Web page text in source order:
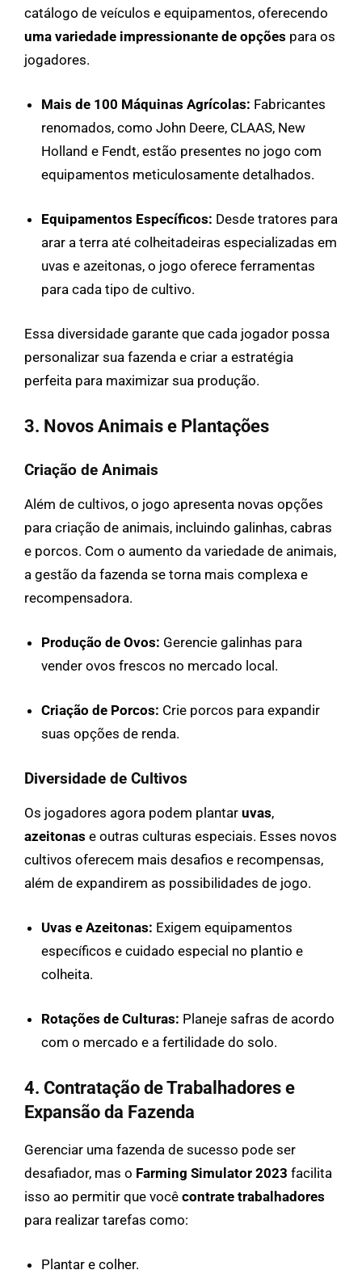
catálogo de veículos e equipamentos, oferecendo
uma variedade impressionante de opções para os
jogadores.
Mais de 100 Máquinas Agrícolas: Fabricantes
renomados, como John Deere, CLAAS, New
Holland e Fendt, estão presentes no jogo com
equipamentos meticulosamente detalhados.
Equipamentos Específicos: Desde tratores para
arar a terra até colheitadeiras especializadas em
uvas e azeitonas, o jogo oferece ferramentas
para cada tipo de cultivo.
Essa diversidade garante que cada jogador possa
personalizar sua fazenda e criar a estratégia
perfeita para maximizar sua produção.
3. Novos Animais e Plantações
Criação de Animais
Além de cultivos, o jogo apresenta novas opções
para criação de animais, incluindo galinhas, cabras
e porcos. Com o aumento da variedade de animais,
a gestão da fazenda se torna mais complexa e
recompensadora.
Produção de Ovos: Gerencie galinhas para
vender ovos frescos no mercado local.
Criação de Porcos: Crie porcos para expandir
suas opções de renda.
Diversidade de Cultivos
Os jogadores agora podem plantar uvas,
azeitonas e outras culturas especiais. Esses novos
cultivos oferecem mais desafios e recompensas,
além de expandirem as possibilidades de jogo.
Uvas e Azeitonas: Exigem equipamentos
específicos e cuidado especial no plantio e
colheita.
Rotações de Culturas: Planeje safras de acordo
com o mercado e a fertilidade do solo.
4. Contratação de Trabalhadores e
Expansão da Fazenda
Gerenciar uma fazenda de sucesso pode ser
desafiador, mas o Farming Simulator 2023 facilita
isso ao permitir que você contrate trabalhadores
para realizar tarefas como:
Plantar e colher.